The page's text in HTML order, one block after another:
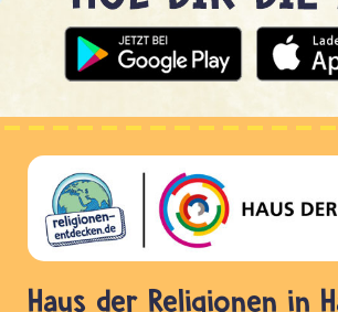
Haus der Religionen in